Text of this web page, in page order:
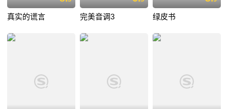
真实的谎言 完美音调3 绿皮书